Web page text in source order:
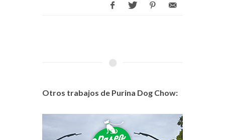
Otros trabajos de Purina Dog Chow: